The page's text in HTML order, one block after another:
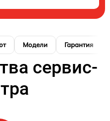
Модели Гарантия
сервис-